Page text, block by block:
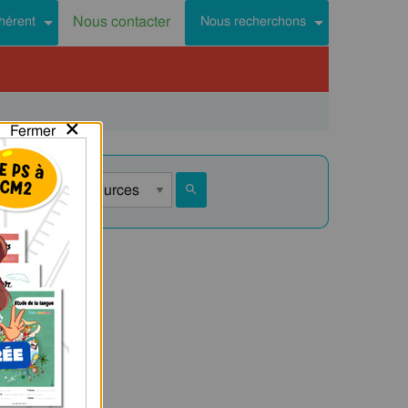
Nous contacter Nous recherchons
Fermer×